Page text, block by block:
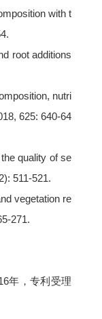
with t
.
root additions
nutri
625: 640-64
quality of se
511-521.
vegetation re
271.
年， 专利受理